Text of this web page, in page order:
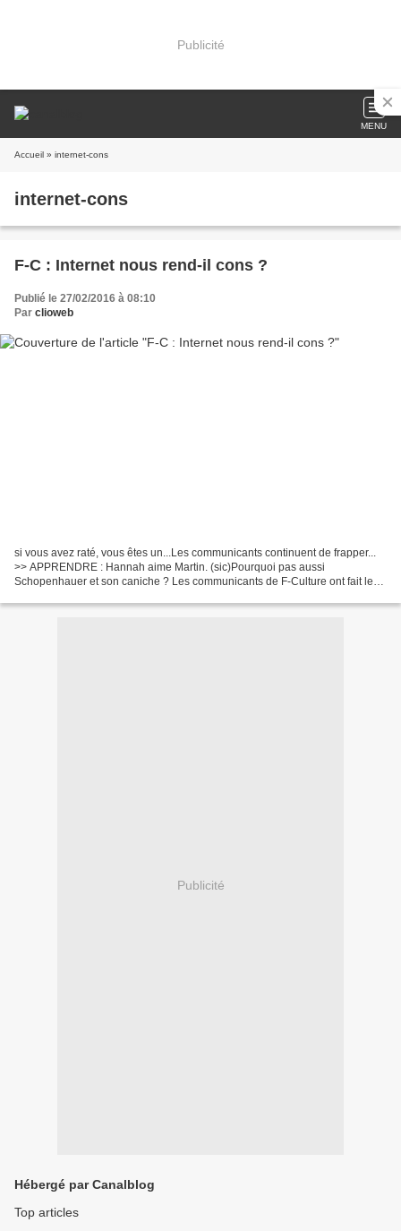
Publicité
MENU
Accueil » internet-cons
internet-cons
F-C : Internet nous rend-il cons ?
Publié le 27/02/2016 à 08:10
Par clioweb
si vous avez raté, vous êtes un...Les communicants continuent de frapper...
>> APPRENDRE : Hannah aime Martin. (sic)Pourquoi pas aussi
Schopenhauer et son caniche ? Les communicants de F-Culture ont fait le
Publicité
Hébergé par Canalblog
Top articles